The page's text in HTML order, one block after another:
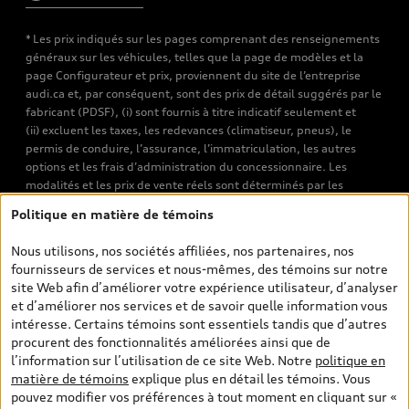
* Les prix indiqués sur les pages comprenant des renseignements
généraux sur les véhicules, telles que la page de modèles et la
page Configurateur et prix, proviennent du site de l’entreprise
audi.ca et, par conséquent, sont des prix de détail suggérés par le
fabricant (PDSF), (i) sont fournis à titre indicatif seulement et
(ii) excluent les taxes, les redevances (climatiseur, pneus), le
permis de conduire, l’assurance, l’immatriculation, les autres
options et les frais d’administration du concessionnaire. Les
modalités et les prix de vente réels sont déterminés par les
véhicules neufs et d’occasion sont les prix de vente établis par les
de transport et d’inspection de prélivraison, les taxes
environnementales (pour les véhicules neufs) et les frais
d’administration des concessionnaires. Toutefois, les taxes de
vente sont exclues. Veuillez noter que les prix de l’estimateur de
versements sont des PDSF s’il a été consulté au moyen de l’onglet
Configurateur et prix (à titre indicatif). Toutefois, s’il a été
consulté à partir des pages de recherche de véhicules neufs et
d’occasion, les prix indiqués sont des prix de vente (prix de vente
réels). Sur les pages de renseignements généraux sur les
Politique en matière de témoins
Nous utilisons, nos sociétés affiliées, nos partenaires, nos
fournisseurs de services et nous-mêmes, des témoins sur notre
site Web afin d’améliorer votre expérience utilisateur, d’analyser
et d’améliorer nos services et de savoir quelle information vous
intéresse. Certains témoins sont essentiels tandis que d’autres
procurent des fonctionnalités améliorées ainsi que de
l’information sur l’utilisation de ce site Web. Notre politique en
matière de témoins explique plus en détail les témoins. Vous
pouvez modifier vos préférences à tout moment en cliquant sur «